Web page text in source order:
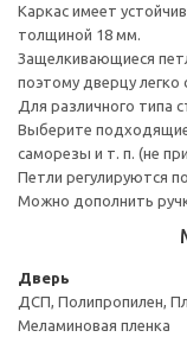
Каркас имеет
толщиной 18 мм.
Защелкивающиеся
поэтому дверцу легко
Для различного типа
Выберите
саморезы и т. п. (не
Петли регулируются
Можно дополнить
Дверь
ДСП, Полипропилен,
Меламиновая пленка